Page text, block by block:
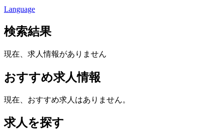
Language
検索結果
現在、求人情報がありません
おすすめ求人情報
現在、おすすめ求人はありません。
求人を探す